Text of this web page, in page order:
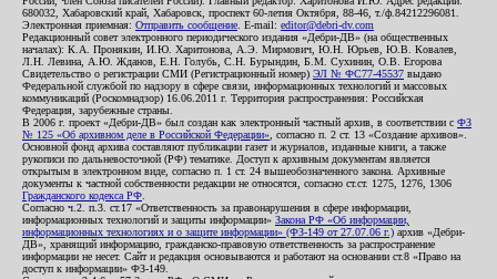
680032, Хабаровский край, Хабаровск, проспект 60-летия Октября, 88-46, т./ф.84212296081.
Электронная приемная: Отправить сообщение . E-mail: editor@debri-dv.com
Редакционный совет электронного периодического издания «Дебри-ДВ» (на общественных
началах): К.А. Пронякин, И.Ю. Харитонова, А.Э. Мирмович, Ю.Н. Юрьев, Ю.В. Ковалев,
Л.Н. Левина, А.Ю. Жданов, Е.Н. Голубь, С.Н. Бурындин, Б.М. Сухинин, О.В. Егорова
Свидетельство о регистрации СМИ (Регистрационный номер) ЭЛ № ФС77-45537 выдано
Федеральной службой по надзору в сфере связи, информационных технологий и массовых
коммуникаций (Роскомнадзор) 16.06.2011 г. Территория распространения: Российская
Федерация, зарубежные страны.
В 2006 г. проект «Дебри-ДВ» был создан как электронный частный архив, в соответствии с ФЗ
№ 125 «Об архивном деле в Российской Федерации» , согласно п. 2 ст. 13 «Создание архивов».
Основной фонд архива составляют публикации газет и журналов, изданные книги, а также
рукописи по дальневосточной (РФ) тематике. Доступ к архивным документам является
открытым в электронном виде, согласно п. 1 ст. 24 вышеобозначенного закона. Архивные
документы к частной собственности редакции не относятся, согласно ст.ст. 1275, 1276, 1306
Гражданского кодекса РФ
Согласно ч.2. п.3. ст.17 «Ответственность за правонарушения в сфере информации,
информационных технологий и защиты информации» Закона РФ «Об информации,
информационных технологиях и о защите информации» (ФЗ-149 от 27.07.06 г.) архив «Дебри-
ДВ», хранящий информацию, гражданско-правовую ответственность за распространение
информации не несет. Сайт и редакция основываются и работают на основании ст.8 «Право на
доступ к информации» ФЗ-149.